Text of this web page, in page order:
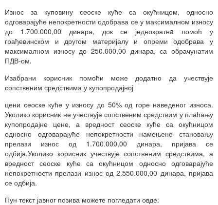
Износ за куповину сеоске куће са окућницом, односно
одговарајуће непокретности одобрава се у максималном износу
до 1.700.000,00 динара, док се једнократнa помоћ у
грађевинском и другом материјалу и опреми одобрава у
максималном износу до 250.000,00 динара, са обрачунатим
ПДВ-ом.
Изабрани корисник помоћи може додатно да учествује
сопственим средствима у купопродајној
цени сеоске куће у износу до 50% од горе наведеног износа.
Уколико корисник не учествује сопственим средствим у плаћању
купопродајне цене, а вредност сеоске куће са окућницом
односно одговарајуће непокретности намењене становању
прелази износ од 1.700.000,00 динара, пријава се
одбија.Уколико корисник учествује сопственим средствима, а
вредност сеоске куће са окућницом односно одговарајуће
непокретности прелази износ од 2.550.000,00 динара, пријава
се одбија.
Пун текст јавног позива можете погледати овде: